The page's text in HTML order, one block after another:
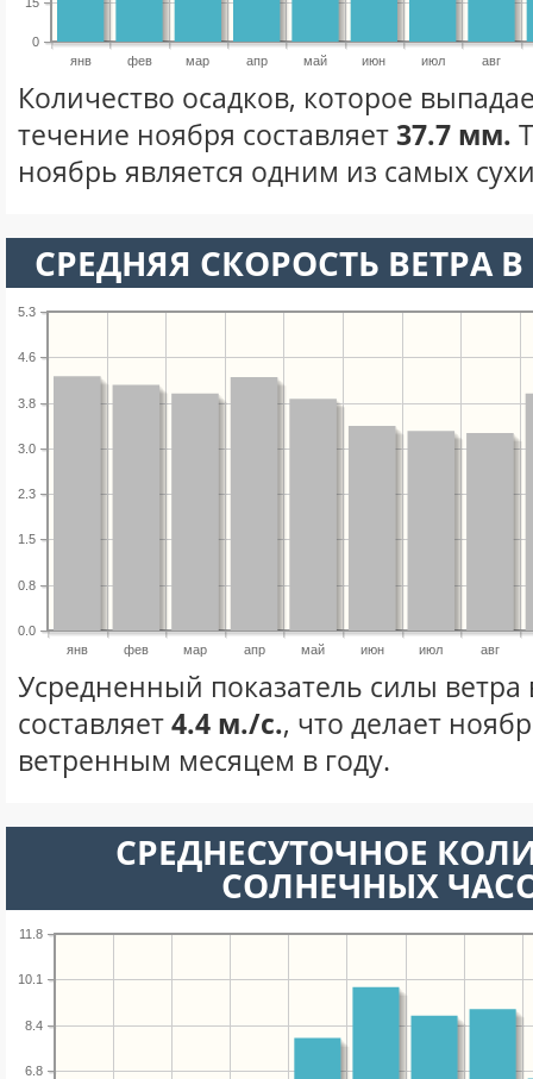
янв фев мар апр май июн июл авг
0
Количество осадков, которое
течение ноября составляет37.7 мм.
ноябрь является одним из самых
СРЕДНЯЯ СКОРОСТЬ ВЕТРА
янв фев мар апр май июн июл авг
0.0
0.8
1.5
2.3
3.0
3.8
4.6
5.3
Усредненный показатель силы ветра
составляет4.4 м./с., что делает
ветренным месяцем в году.
СРЕДНЕСУТОЧНОЕ
СОЛНЕЧНЫХ
6.8
8.4
10.1
11.8